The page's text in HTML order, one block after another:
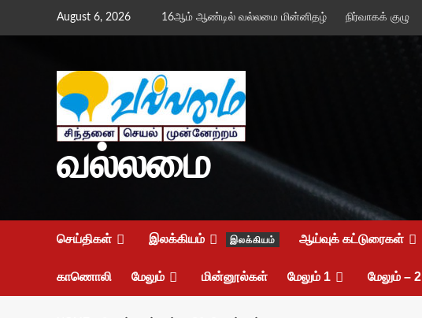
August 6, 2026 16ஆம் ஆண்டில் வல்லமை மின்னிதழ் நிர்வாகக் குழு
வல்லமை
செய்திகள் இலக்கியம் இலக்கியம் ஆய்வுக் கட்டுரைகள்
காணொலி மேலும் மின்னூல்கள் மேலும் 1 மேலும் – 2